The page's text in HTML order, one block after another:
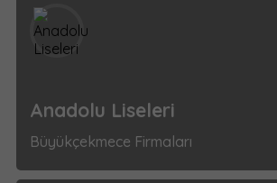
Anadolu Liseleri
Büyükçekmece Firmaları